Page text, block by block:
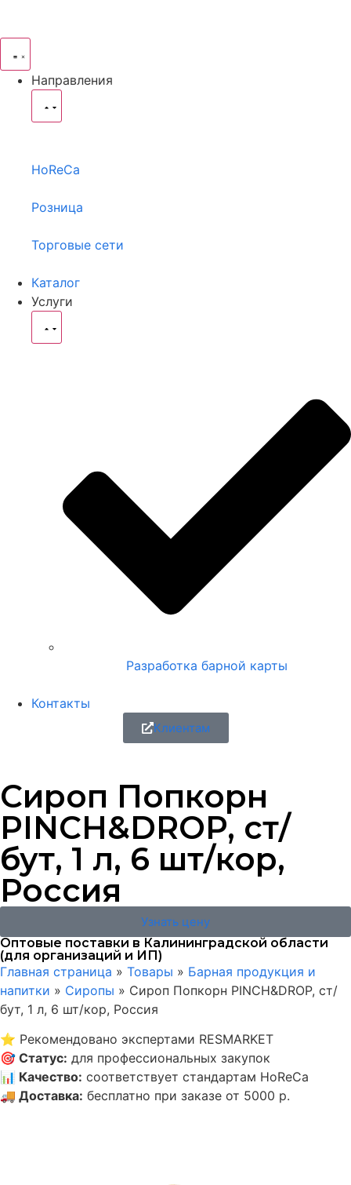
Направления
HoReCa
Розница
Торговые сети
Каталог
Услуги
Разработка барной карты
Контакты
Клиентам
Сироп Попкорн
PINCH&DROP, ст/
бут, 1 л, 6 шт/кор,
Россия
Узнать цену
Оптовые поставки в Калининградской области
(для организаций и ИП)
Главная страница » Товары » Барная продукция и
напитки » Сиропы » Сироп Попкорн PINCH&DROP, ст/
бут, 1 л, 6 шт/кор, Россия
⭐ Рекомендовано экспертами RESMARKET
🎯 Статус: для профессиональных закупок
📊 Качество: соответствует стандартам HoReCa
🚚 Доставка: бесплатно при заказе от 5000 р.